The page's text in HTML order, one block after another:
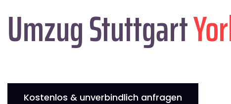
Umzug Stuttgart
Kostenlos & unverbindlich anfragen